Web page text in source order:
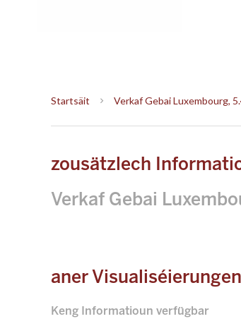
Startsäit Verkaf Gebai Luxembourg,
zousätzlech
Verkaf Gebai
aner Visualiséierungen
Keng Informatioun verfügbar